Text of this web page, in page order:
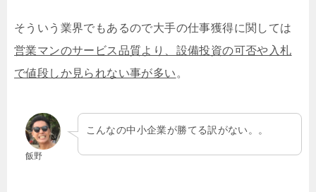
そういう業界でもあるので大手の仕事獲得に関しては
営業マンのサービス品質より、設備投資の可否や入札
で値段しか見られない事が多い 。
飯野
こんなの中小企業が勝てる訳がない。。